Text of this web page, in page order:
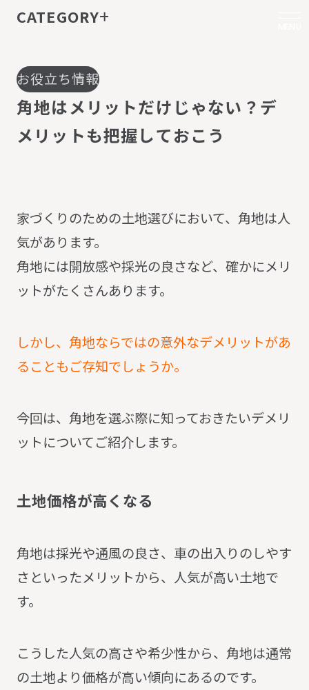
お役立ち情報
角地はメ リ ッ トだけ じゃない ？ デ
メ リ ッ トも把握 しておこ う
家づくりのための土地選びにおいて、角地は人
気があります。
角地には開放感や採光の良さなど、確かにメリ
ットがたくさんあります。
しかし、角地ならではの意外なデメリットがあ
ることもご存知でしょうか。
今回は、角地を選ぶ際に知っておきたいデメリ
ットについてご紹介します。
土地価格が高く なる
角地は採光や通風の良さ、車の出入りのしやす
さといったメリットから、人気が高い土地で
す。
こうした人気の高さや希少性から、角地は通常
の土地より価格が高い傾向にあるのです。
CATEGORY